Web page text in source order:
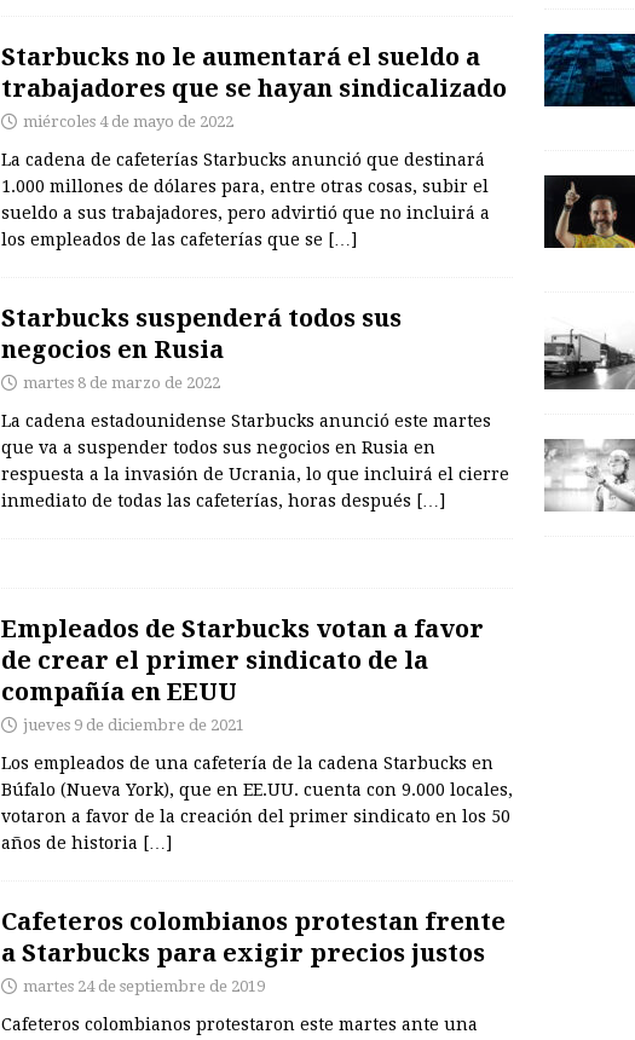
Starbucks no le aumentará el sueldo a
trabajadores que se hayan sindicalizado
miércoles 4 de mayo de 2022
La cadena de cafeterías Starbucks anunció que destinará
1.000 millones de dólares para, entre otras cosas, subir el
sueldo a sus trabajadores, pero advirtió que no incluirá a
los empleados de las cafeterías que se […]
Starbucks suspenderá todos sus
negocios en Rusia
martes 8 de marzo de 2022
La cadena estadounidense Starbucks anunció este martes
que va a suspender todos sus negocios en Rusia en
respuesta a la invasión de Ucrania, lo que incluirá el cierre
inmediato de todas las cafeterías, horas después […]
Empleados de Starbucks votan a favor
de crear el primer sindicato de la
compañía en EEUU
jueves 9 de diciembre de 2021
Los empleados de una cafetería de la cadena Starbucks en
Búfalo (Nueva York), que en EE.UU. cuenta con 9.000 locales,
votaron a favor de la creación del primer sindicato en los 50
años de historia […]
Cafeteros colombianos protestan frente
a Starbucks para exigir precios justos
martes 24 de septiembre de 2019
Cafeteros colombianos protestaron este martes ante una